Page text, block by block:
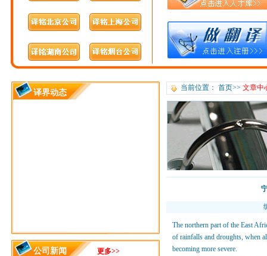
译界动态
公司新闻
更多>>
当前位置： 首页>> 文章中
The northern part of the East
of rainfalls and droughts, when
becoming more severe.